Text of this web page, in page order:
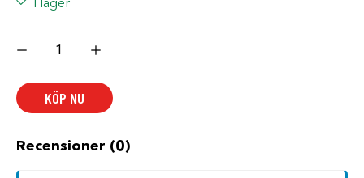
I lager
BAG
KÖP NU
Recensioner (0)